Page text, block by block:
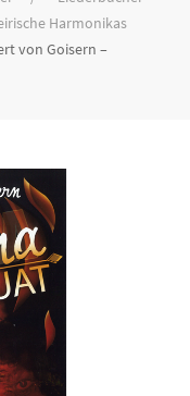
Harmonikas
von Goisern –